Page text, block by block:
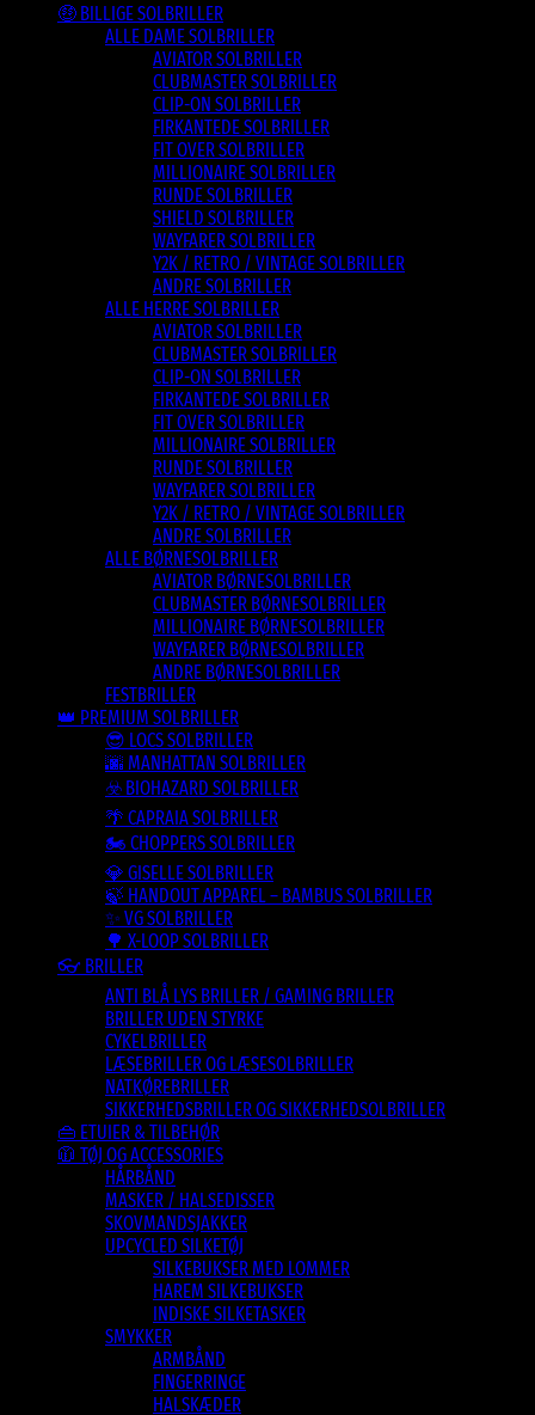
🤑 BILLIGE SOLBRILLER
ALLE DAME SOLBRILLER
AVIATOR SOLBRILLER
CLUBMASTER SOLBRILLER
CLIP-ON SOLBRILLER
FIRKANTEDE SOLBRILLER
FIT OVER SOLBRILLER
MILLIONAIRE SOLBRILLER
RUNDE SOLBRILLER
SHIELD SOLBRILLER
WAYFARER SOLBRILLER
Y2K / RETRO / VINTAGE SOLBRILLER
ANDRE SOLBRILLER
ALLE HERRE SOLBRILLER
AVIATOR SOLBRILLER
CLUBMASTER SOLBRILLER
CLIP-ON SOLBRILLER
FIRKANTEDE SOLBRILLER
FIT OVER SOLBRILLER
MILLIONAIRE SOLBRILLER
RUNDE SOLBRILLER
WAYFARER SOLBRILLER
Y2K / RETRO / VINTAGE SOLBRILLER
ANDRE SOLBRILLER
ALLE BØRNESOLBRILLER
AVIATOR BØRNESOLBRILLER
CLUBMASTER BØRNESOLBRILLER
MILLIONAIRE BØRNESOLBRILLER
WAYFARER BØRNESOLBRILLER
ANDRE BØRNESOLBRILLER
FESTBRILLER
👑 PREMIUM SOLBRILLER
😎 LOCS SOLBRILLER
🌆 MANHATTAN SOLBRILLER
☣️ BIOHAZARD SOLBRILLER
🌴 CAPRAIA SOLBRILLER
🏍️ CHOPPERS SOLBRILLER
💎 GISELLE SOLBRILLER
🍃 HANDOUT APPAREL – BAMBUS SOLBRILLER
✨ VG SOLBRILLER
🌳 X-LOOP SOLBRILLER
👓 BRILLER
ANTI BLÅ LYS BRILLER / GAMING BRILLER
BRILLER UDEN STYRKE
CYKELBRILLER
LÆSEBRILLER OG LÆSESOLBRILLER
NATKØREBRILLER
SIKKERHEDSBRILLER OG SIKKERHEDSOLBRILLER
👜 ETUIER & TILBEHØR
🧥 TØJ OG ACCESSORIES
HÅRBÅND
MASKER / HALSEDISSER
SKOVMANDSJAKKER
UPCYCLED SILKETØJ
SILKEBUKSER MED LOMMER
HAREM SILKEBUKSER
INDISKE SILKETASKER
SMYKKER
ARMBÅND
FINGERRINGE
HALSKÆDER